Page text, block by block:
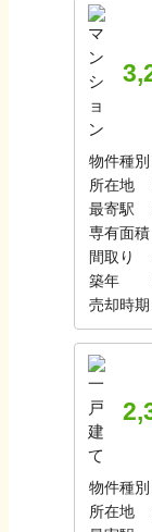
物件種別
所在地
最寄駅
専有面積
間取り
築年
売却時期
物件種別
所在地